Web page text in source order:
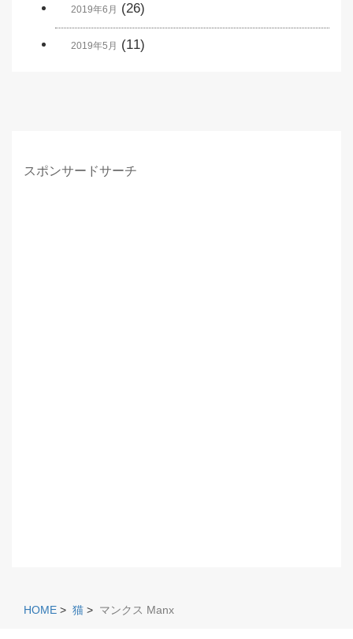
2019年6月 (26)
2019年5月 (11)
スポンサードサーチ
HOME > 猫 > マンクス Manx